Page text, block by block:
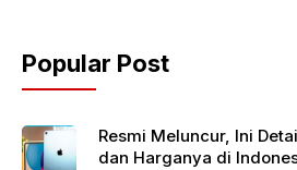
o
o
k
p
p
Popular Post
Resmi Meluncur, Ini
dan Harganya di